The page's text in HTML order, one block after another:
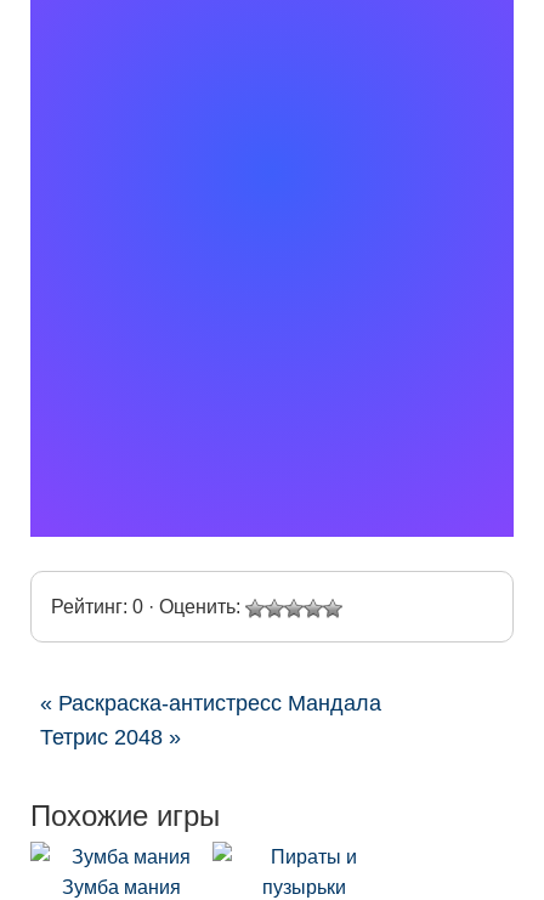
Рейтинг: 0 · Оценить:
« Раскраска-антистресс Мандала
Тетрис 2048 »
Похожие игры
Зумба мания